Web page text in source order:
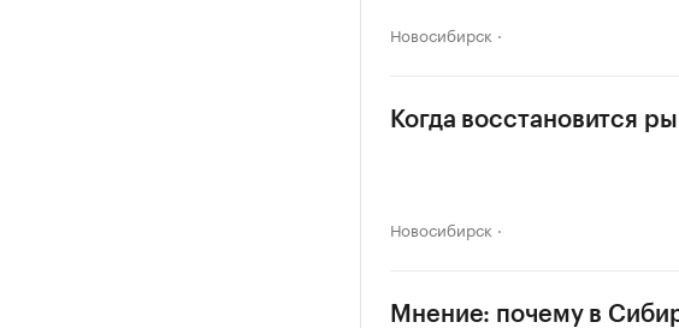
Новосибирск
Когда восстановится
Новосибирск
Мнение: почему в